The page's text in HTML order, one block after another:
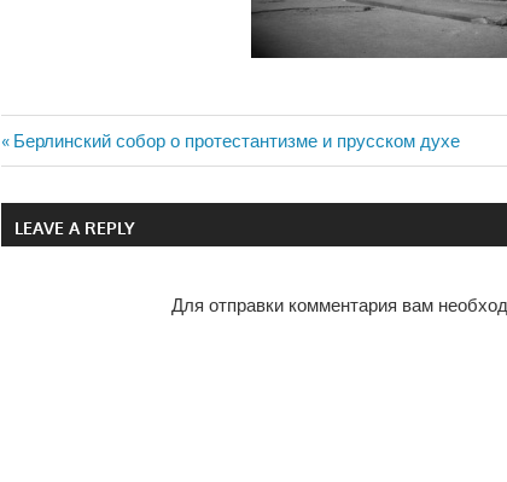
Навигация
по
Previous
Post:
Берлинский собор о протестантизме и прусском духе
LEAVE A REPLY
Для отправки комментария вам